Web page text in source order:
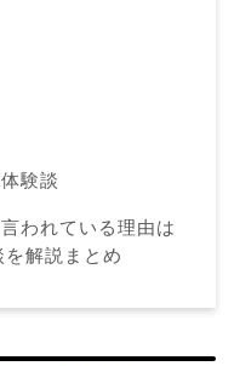
験談
われている理由は
解説まとめ